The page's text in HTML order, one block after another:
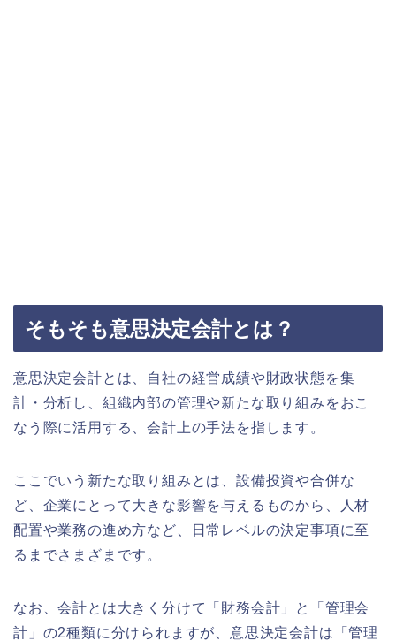
そもそも意思決定会計とは？
意思決定会計とは、自社の経営成績や財政状態を集
計・分析し、組織内部の管理や新たな取り組みをおこ
なう際に活用する、会計上の手法を指します。
ここでいう新たな取り組みとは、設備投資や合併な
ど、企業にとって大きな影響を与えるものから、人材
配置や業務の進め方など、日常レベルの決定事項に至
るまでさまざまです。
なお、会計とは大きく分けて「財務会計」と「管理会
計」の2種類に分けられますが、意思決定会計は「管理